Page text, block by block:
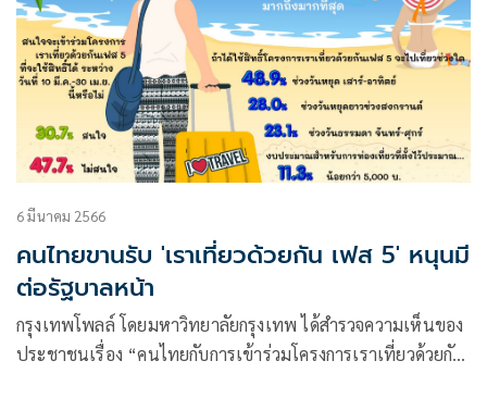
6 มีนาคม 2566
คนไทยขานรับ 'เราเที่ยวด้วยกัน เฟส 5' หนุนมี
ต่อรัฐบาลหน้า
กรุงเทพโพลล์ โดยมหาวิทยาลัยกรุงเทพ ได้สำรวจความเห็นของ
ประชาชนเรื่อง “คนไทยกับการเข้าร่วมโครงการเราเที่ยวด้วยกัน